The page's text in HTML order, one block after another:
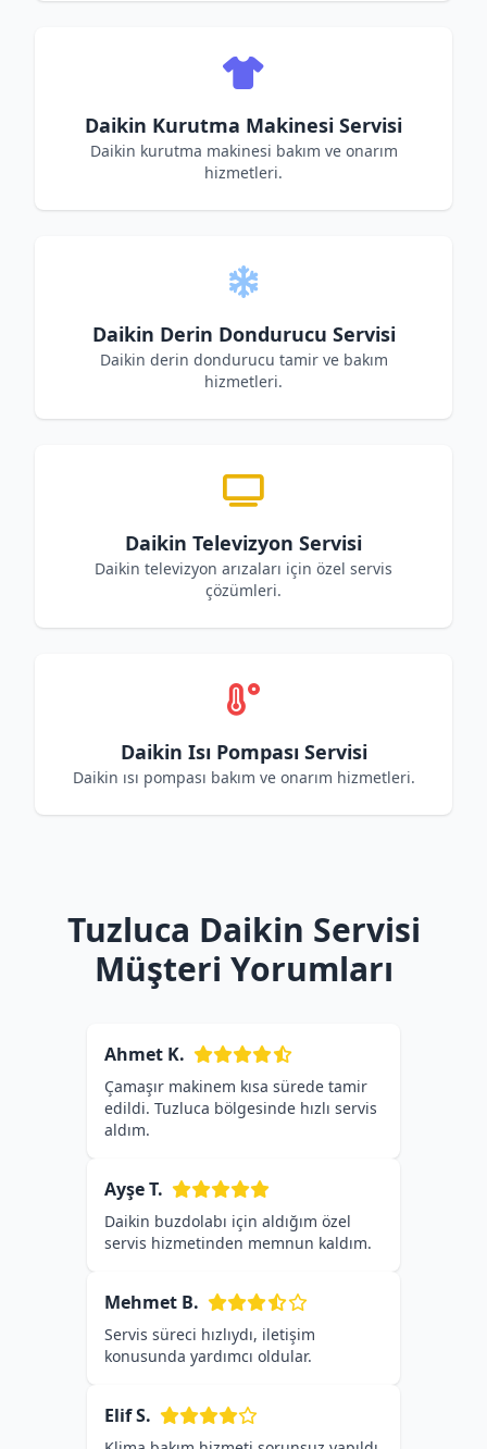
Daikin Kurutma Makinesi Servisi
Daikin kurutma makinesi bakım ve onarım
hizmetleri.
Daikin Derin Dondurucu Servisi
Daikin derin dondurucu tamir ve bakım
hizmetleri.
Daikin Televizyon Servisi
Daikin televizyon arızaları için özel servis
çözümleri.
Daikin Isı Pompası Servisi
Daikin ısı pompası bakım ve onarım hizmetleri.
Tuzluca Daikin Servisi
Müşteri Yorumları
Ahmet K.
Çamaşır makinem kısa sürede tamir
edildi. Tuzluca bölgesinde hızlı servis
aldım.
Ayşe T.
Daikin buzdolabı için aldığım özel
servis hizmetinden memnun kaldım.
Mehmet B.
Servis süreci hızlıydı, iletişim
konusunda yardımcı oldular.
Elif S.